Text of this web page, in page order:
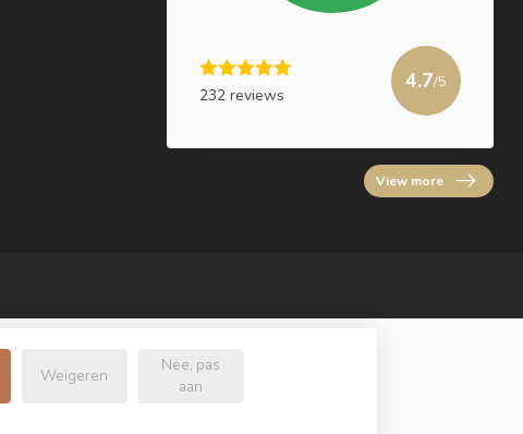
232 reviews
4.7/5
View more
Weigeren
Nee, pas
aan